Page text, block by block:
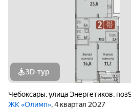
3D-тур
Чебоксары,улица Энергетиков,
ЖК «Олимп», 4 квартал 2027